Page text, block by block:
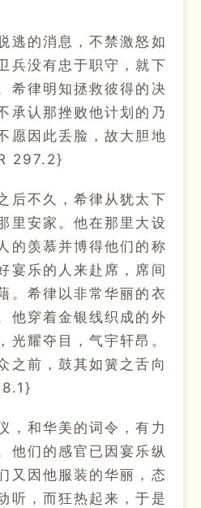
的消息，不禁激怒如
兵没有忠于职守，就下
希律明知拯救彼得的决
承认那挫败他计划的乃
愿因此丢脸，故大胆地
297.2}
不久，希律从犹太下
里安家。他在那里大设
的羡慕并博得他们的称
宴乐的人来赴席，席间
。希律以非常华丽的衣
他穿着金银线织成的外
光耀夺目，气宇轩昂。
之前，鼓其如簧之舌向
和华美的词令，有力
他们的感官已因宴乐纵
又因他服装的华丽，态
听，而狂热起来，于是